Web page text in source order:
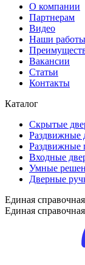
О компании
Партнерам
Видео
Наши работы
Вакансии
Статьи
Контакты
Каталог
Скрытые
Раздвижные
Раздвижные
Входные
Умные
Дверные
Единая
Единая